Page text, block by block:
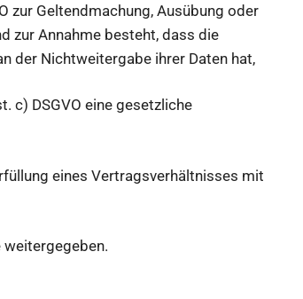
Geltendmachung, Ausübung oder
zur Annahme besteht, dass die
der Nichtweitergabe ihrer Daten hat,
DSGVO eine gesetzliche
eines Vertragsverhältnisses mit
weitergegeben.